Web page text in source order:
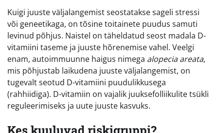
Kuigi juuste väljalangemist seostatakse sageli stressi
või geneetikaga, on tõsine toitainete puudus samuti
levinud põhjus. Naistel on täheldatud seost madala D-
vitamiini taseme ja juuste hõrenemise vahel. Veelgi
enam, autoimmuunne haigus nimega alopecia areata,
mis põhjustab laikudena juuste väljalangemist, on
tugevalt seotud D-vitamiini puudulikkusega
(rahhiidiga). D-vitamiin on vajalik juuksefolliikulite tsükli
reguleerimiseks ja uute juuste kasvuks.